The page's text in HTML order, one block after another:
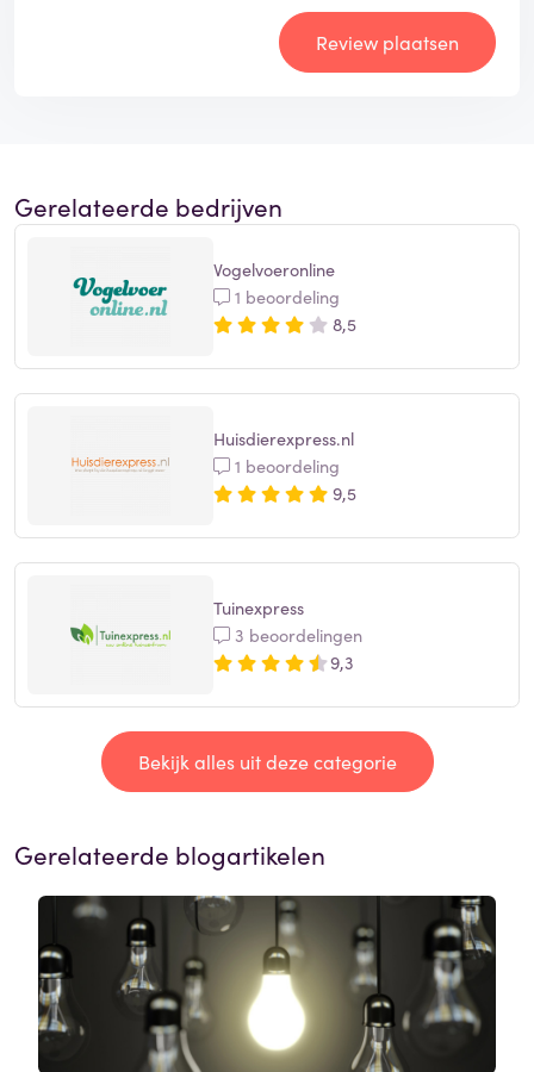
Review plaatsen
Gerelateerde bedrijven
Vogelvoeronline
1 beoordeling
8,5
Huisdierexpress.nl
1 beoordeling
9,5
Tuinexpress
3 beoordelingen
9,3
Bekijk alles uit deze categorie
Gerelateerde blogartikelen